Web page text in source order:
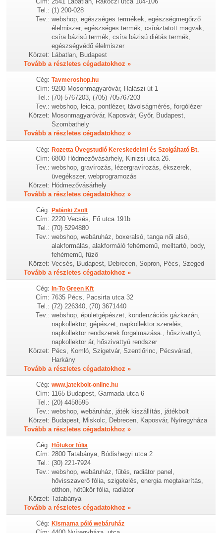
Tel.: (1) 200-028
Tev.: webshop, egészséges termékek, egészségmegőrző
élelmiszer, egészséges termék, csíráztatott magvak,
csíra bázisú termék, csíra bázisú diétás termék,
egészségvédő élelmiszer
Körzet: Lábatlan, Budapest
Tovább a részletes cégadatokhoz »
Cég: Tavmeroshop.hu
Cím: 9200 Mosonmagyaróvár, Halászi út 1
Tel.: (70) 5767203, (705) 705767203
Tev.: webshop, leica, pontlézer, távolságmérés, forgólézer
Körzet: Mosonmagyaróvár, Kaposvár, Győr, Budapest,
Szombathely
Tovább a részletes cégadatokhoz »
Cég: Rozetta Üvegstudió Kereskedelmi és Szolgáltató Bt.
Cím: 6800 Hódmezővásárhely, Kinizsi utca 26.
Tev.: webshop, gravírozás, lézergravírozás, ékszerek,
üvegékszer, webprogramozás
Körzet: Hódmezővásárhely
Tovább a részletes cégadatokhoz »
Cég: Palánki Zsolt
Cím: 2220 Vecsés, Fő utca 191b
Tel.: (70) 5294880
Tev.: webshop, webáruház, boxeralsó, tanga női alsó,
alakformálás, alakformáló fehérnemű, melltartó, body,
fehérnemű, fűző
Körzet: Vecsés, Budapest, Debrecen, Sopron, Pécs, Szeged
Tovább a részletes cégadatokhoz »
Cég: In-To Green Kft
Cím: 7635 Pécs, Pacsirta utca 32
Tel.: (72) 226340, (70) 3671440
Tev.: webshop, épületgépészet, kondenzációs gázkazán,
napkollektor, gépészet, napkollektor szerelés,
napkollektor rendszerek forgalmazása., hőszivattyú,
napkollektor ár, hőszivattyú rendszer
Körzet: Pécs, Komló, Szigetvár, Szentlőrinc, Pécsvárad,
Harkány
Tovább a részletes cégadatokhoz »
Cég: www.jatekbolt-online.hu
Cím: 1165 Budapest, Garmada utca 6
Tel.: (20) 4458595
Tev.: webshop, webáruház, játék kiszállítás, játékbolt
Körzet: Budapest, Miskolc, Debrecen, Kaposvár, Nyíregyháza
Tovább a részletes cégadatokhoz »
Cég: Hőtükör fólia
Cím: 2800 Tatabánya, Bódishegyi utca 2
Tel.: (30) 221-7924
Tev.: webshop, webáruház, fűtés, radiátor panel,
hővisszaverő fólia, szigetelés, energia megtakarítás,
otthon, hőtükör fólia, radiátor
Körzet: Tatabánya
Tovább a részletes cégadatokhoz »
Cég: Kismama póló webáruház